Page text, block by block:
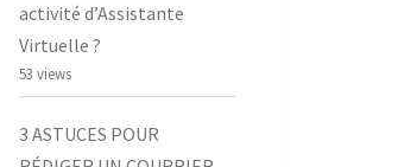
activité d’Assistante
Virtuelle ?
53 views
3 ASTUCES POUR